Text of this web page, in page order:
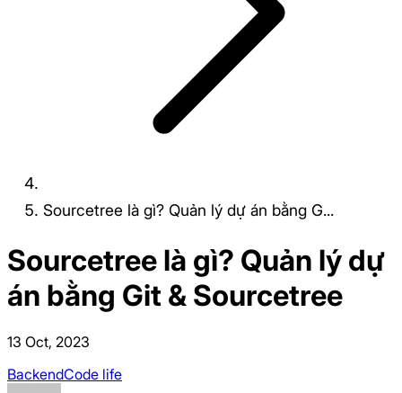
Sourcetree là gì? Quản lý dự án bằng G...
Sourcetree là gì? Quản lý dự
án bằng Git & Sourcetree
13 Oct, 2023
BackendCode life